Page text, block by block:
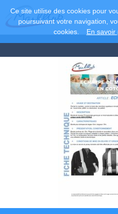
Ce site utilise des cookies pour
poursuivant votre navigation,
cookies.
En savoir